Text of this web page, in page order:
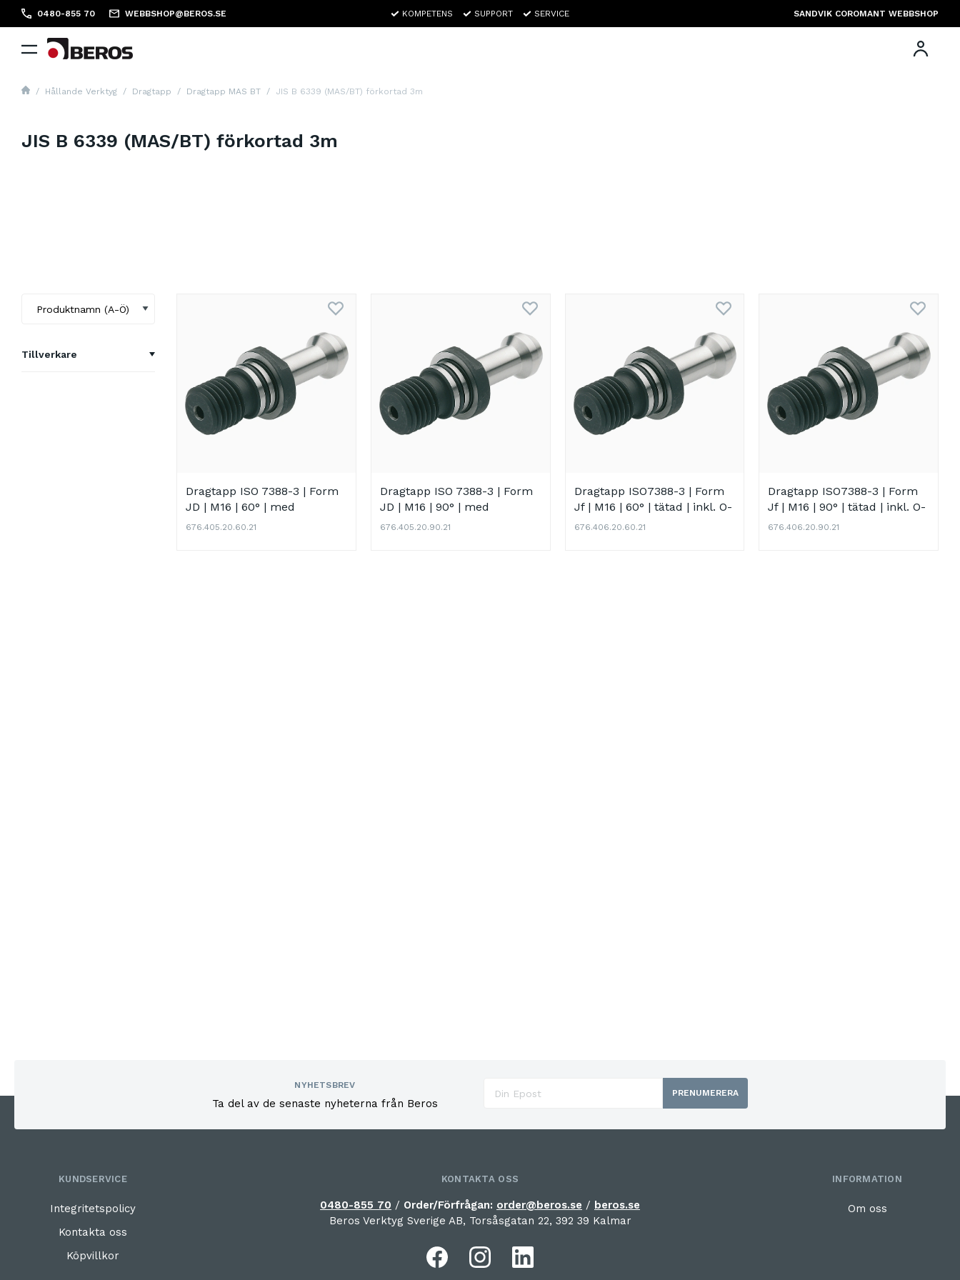
0480-855 70 WEBBSHOP@BEROS.SE SANDVIK COROMANT WEBBSHOP
KOMPETENS SUPPORT SERVICE
Hållande Verktyg Dragtapp Dragtapp MAS BT JIS B 6339 (MAS/BT) förkortad 3m
JIS B 6339 (MAS/BT) förkortad 3m
Tillverkare
Dragtapp ISO 7388-3 | Form
JD | M16 | 60° | med
genomborrning | inkl. O-ring
676.405.20.60.21
Dragtapp ISO 7388-3 | Form
JD | M16 | 90° | med
genomborrning | inkl. O-ring
676.405.20.90.21
Dragtapp ISO7388-3 | Form
Jf | M16 | 60° | tätad | inkl. O-
ring
676.406.20.60.21
Dragtapp ISO7388-3 | Form
Jf | M16 | 90° | tätad | inkl. O-
ring
676.406.20.90.21
NYHETSBREV
Ta del av de senaste nyheterna från Beros
PRENUMERERA
KUNDSERVICE
Integritetspolicy
Kontakta oss
Köpvillkor
INFORMATION
Om oss
KONTAKTA OSS
0480-855 70 / Order/Förfrågan: order@beros.se / beros.se
Beros Verktyg Sverige AB, Torsåsgatan 22, 392 39 Kalmar